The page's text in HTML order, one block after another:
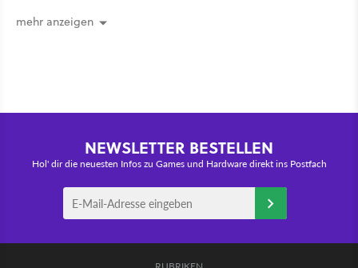
mehr anzeigen
NEWSLETTER BESTELLEN
Hol' dir die neuesten Infos zu Games und Hardware direkt ins Postfach